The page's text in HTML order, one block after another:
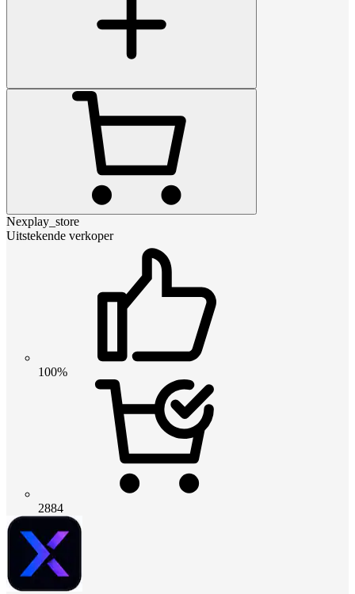
Nexplay_store
Uitstekende verkoper
100%
2884